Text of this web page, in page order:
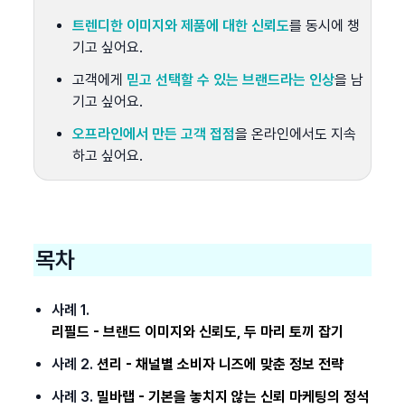
트렌디한 이미지와 제품에 대한 신뢰도를 동시에 챙
기고 싶어요.
고객에게 믿고 선택할 수 있는 브랜드라는 인상을 남
기고 싶어요.
오프라인에서 만든 고객 접점을 온라인에서도 지속
하고 싶어요.
목차
사례 1.
리필드 - 브랜드 이미지와 신뢰도, 두 마리 토끼 잡기
사례 2. 션리 - 채널별 소비자 니즈에 맞춘 정보 전략
사례 3. 밀바랩 - 기본을 놓치지 않는 신뢰 마케팅의 정석